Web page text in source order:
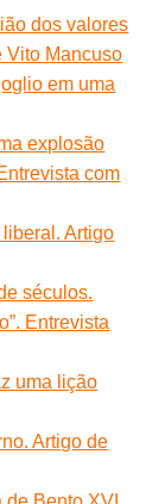
dos valores
Vito Mancuso
em uma
explosão
com
Artigo
séculos.
Entrevista
uma lição
Artigo de